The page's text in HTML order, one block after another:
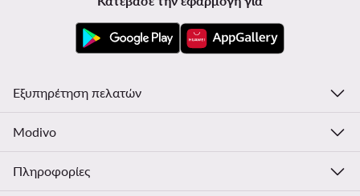
Εξυπηρέτηση πελατών
Modivo
Πληροφορίες